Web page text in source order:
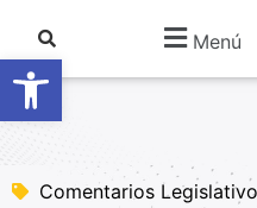
Abrir barra
Menú
Comentarios